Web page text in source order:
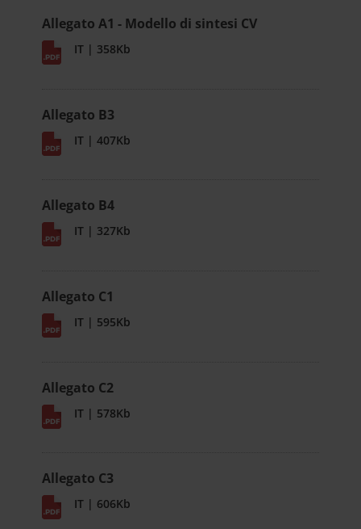
Allegato A1 - Modello di sintesi CV
IT | 358Kb
Allegato B3
IT | 407Kb
Allegato B4
IT | 327Kb
Allegato C1
IT | 595Kb
Allegato C2
IT | 578Kb
Allegato C3
IT | 606Kb